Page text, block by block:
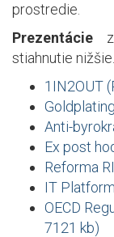
prostredie.
Prezentácie z
stiahnutie nižšie.
1IN2OUT
Anti-
Ex post
Reforma
IT
OECD
7121 kb)